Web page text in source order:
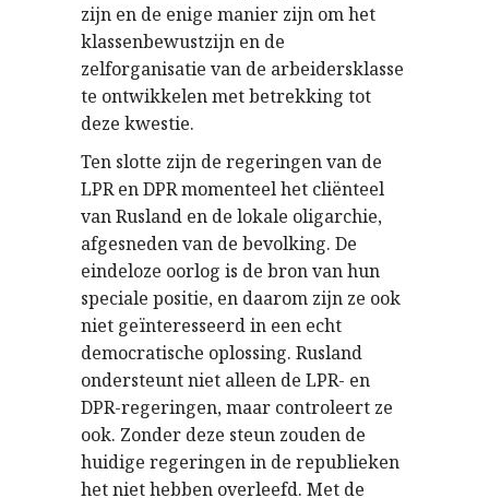
zijn en de enige manier zijn om het
klassenbewustzijn en de
zelforganisatie van de arbeidersklasse
te ontwikkelen met betrekking tot
deze kwestie.
Ten slotte zijn de regeringen van de
LPR en DPR momenteel het cliënteel
van Rusland en de lokale oligarchie,
afgesneden van de bevolking. De
eindeloze oorlog is de bron van hun
speciale positie, en daarom zijn ze ook
niet geïnteresseerd in een echt
democratische oplossing. Rusland
ondersteunt niet alleen de LPR- en
DPR-regeringen, maar controleert ze
ook. Zonder deze steun zouden de
huidige regeringen in de republieken
het niet hebben overleefd. Met de